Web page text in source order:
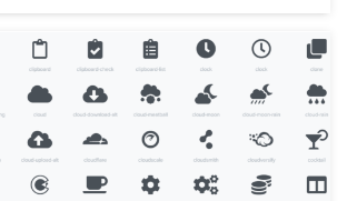
初期設定 吹き出し 基本機能
画像設定 表示トラブル 記事効率化
CSS
る手順は、以下の記事を参考にしてく ...